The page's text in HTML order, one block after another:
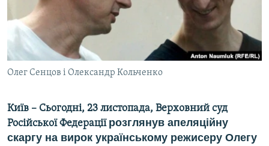
СВІДЧЕННЯ ОКУПАЦІЇ
УКРАЇНСЬКА ПРОБЛЕМА КРИМУ
ІНФОГРАФІКА
Qırımtatar
ДОЛУЧАЙСЯ!
Усі сайти RFE/RL
Олег Сенцов і Олександр Кольченко
Київ – Сьогодні, 23 листопада, Верховний суд
Російської Федерації розглянув апеляційну
скаргу на вирок українському режисеру Олегу